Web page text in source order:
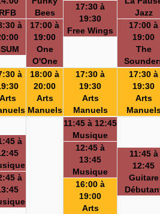
RFB
à
Bees
17:00 à
19:00
One
O'One
17:30 à
19:30
Free Wings
Jazz
17:00 à
19:00
The
à
Arts
18:00 à
20:00
Arts
Manuels
17:30 à
19:30
Arts
Manuels
17:30 à
19:30
Arts
à
à
11:45 à 12:45
Musique
12:45 à
13:45
Musique
16:00 à
19:00
Arts
11:45 à
12:45
Guitare